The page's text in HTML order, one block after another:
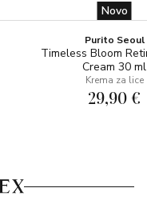
Novo
Purito Seoul
Timeless Bloom
Cream 30 ml
Krema za lice
29,90 €